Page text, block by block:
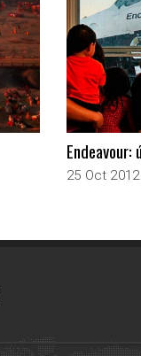
Endeavour:
25 Oct 2012